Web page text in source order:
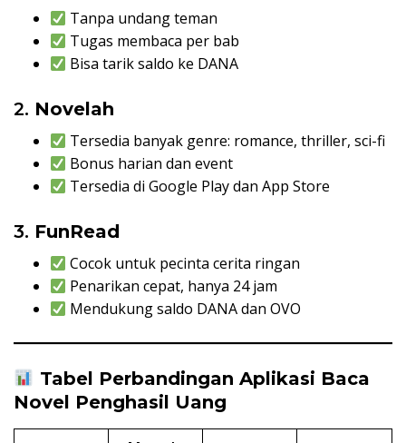
Tanpa undang teman
Tugas membaca per bab
Bisa tarik saldo ke DANA
2. Novelah
Tersedia banyak genre: romance, thriller, sci-fi
Bonus harian dan event
Tersedia di Google Play dan App Store
3. FunRead
Cocok untuk pecinta cerita ringan
Penarikan cepat, hanya 24 jam
Mendukung saldo DANA dan OVO
Tabel Perbandingan Aplikasi Baca
Novel Penghasil Uang